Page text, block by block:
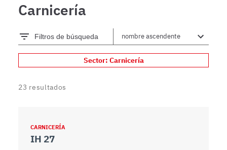
Carnicería
Filtros de búsqueda
Sector: Carnicería
23 resultados
CARNICERÍA
IH 27